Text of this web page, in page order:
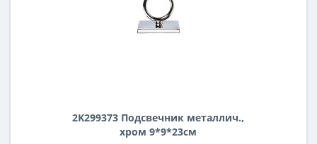
2K299373 Подсвечник металлич.,
хром 9*9*23см